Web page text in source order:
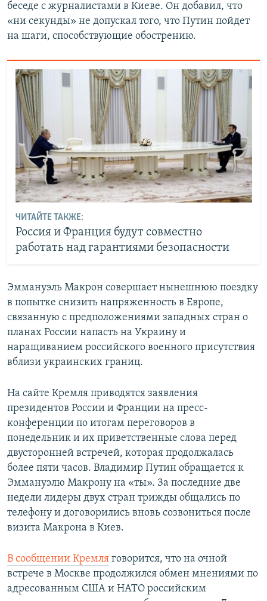
беседе с журналистами в Киеве. Он добавил, что
«ни секунды» не допускал того, что Путин пойдет
на шаги, способствующие обострению.
ЧИТАЙТЕ ТАКЖЕ:
Россия и Франция будут совместно
работать над гарантиями безопасности
Эммануэль Макрон совершает нынешнюю поездку
в попытке снизить напряженность в Европе,
связанную с предположениями западных стран о
планах России напасть на Украину и
наращиванием российского военного присутствия
вблизи украинских границ.
На сайте Кремля приводятся заявления
президентов России и Франции на пресс-
конференции по итогам переговоров в
понедельник и их приветственные слова перед
двусторонней встречей, которая продолжалась
более пяти часов. Владимир Путин обращается к
Эммануэлю Макрону на «ты». За последние две
недели лидеры двух стран трижды общались по
телефону и договорились вновь созвониться после
визита Макрона в Киев.
В сообщении Кремля говорится, что на очной
встрече в Москве продолжился обмен мнениями по
адресованным США и НАТО российским